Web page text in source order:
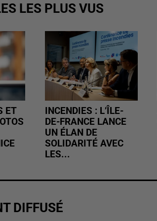
LES PLUS VUS
ET
INCENDIES : L’ÎLE-
DE-FRANCE LANCE
UN ÉLAN DE
SOLIDARITÉ AVEC
LES...
DIFFUSÉ